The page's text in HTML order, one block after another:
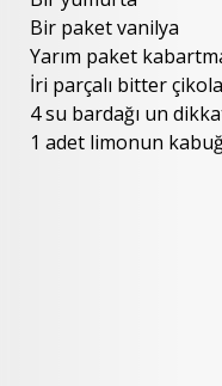
Bir paket vanilya
Yarım paket
İri parçalı bitter
4 su bardağı un
1 adet limonun